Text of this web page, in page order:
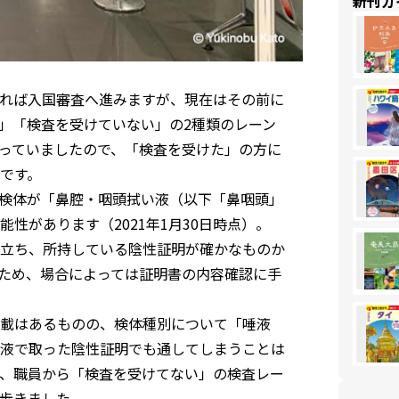
ば入国審査へ進みますが、現在はその前に
「検査を受けていない」の2種類のレーン
ていましたので、「検査を受けた」の方に
す。
が「鼻腔・咽頭拭い液（以下「鼻咽頭」
があります（2021年1月30日時点）。
ち、所持している陰性証明が確かなものか
め、場合によっては証明書の内容確認に手
はあるものの、検体種別について「唾液
で取った陰性証明でも通してしまうことは
職員から「検査を受けてない」の検査レー